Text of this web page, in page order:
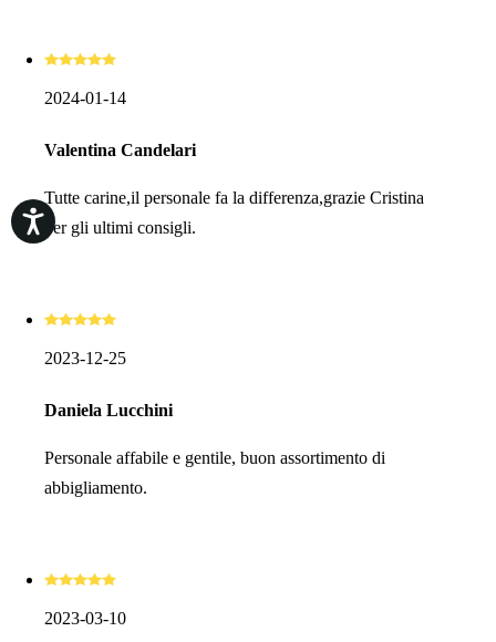
2024-01-14
Valentina Candelari
Tutte carine,il personale fa la differenza,grazie Cristina
per gli ultimi consigli.
2023-12-25
Daniela Lucchini
Personale affabile e gentile, buon assortimento di
abbigliamento.
2023-03-10